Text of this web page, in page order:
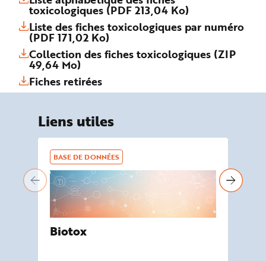
toxicologiques (PDF 213,04 Ko)
Liste des fiches toxicologiques par numéro
(PDF 171,02 Ko)
Collection des fiches toxicologiques (ZIP
49,64 Mo)
Fiches retirées
Liens utiles
BASE DE DONNÉES
Biotox